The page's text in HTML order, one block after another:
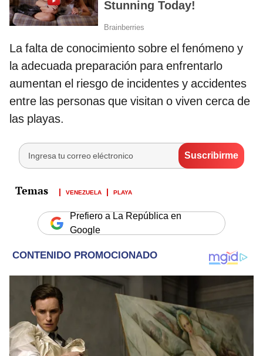
La falta de conocimiento sobre el fenómeno y
la adecuada preparación para enfrentarlo
aumentan el riesgo de incidentes y accidentes
entre las personas que visitan o viven cerca de
las playas.
VENEZUELA PLAYA
Prefiero a La República en
Google